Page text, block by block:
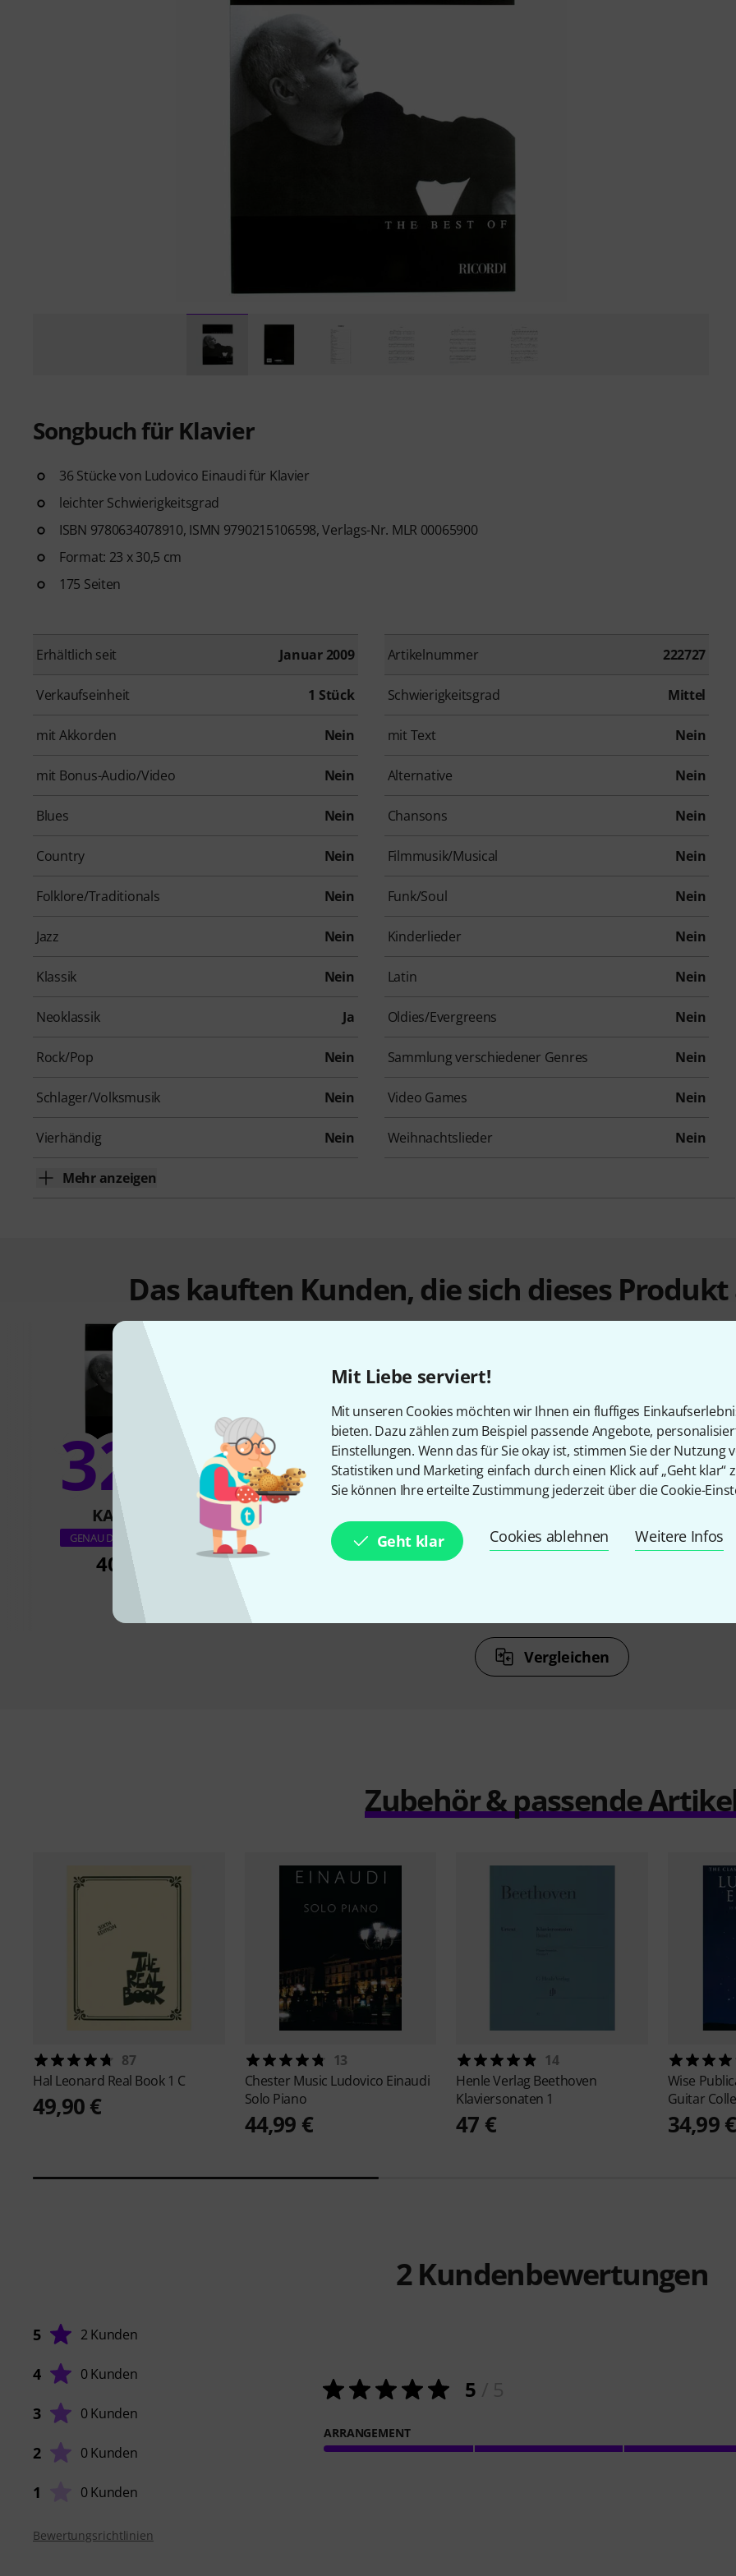
Mit Liebe serviert!
Mit unseren Cookies möchten wir Ihnen ein fluffiges
bieten. Dazu zählen zum Beispiel passende Angebote,
Einstellungen. Wenn das für Sie okay ist, stimmen Sie der Nutzung
Statistiken und Marketing einfach durch einen Klick auf „Geht klar“
Sie können Ihre erteilte Zustimmung jederzeit über die Cookie-
Geht klar Cookies ablehnen Weitere Infos
Songbuch für Klavier
36 Stücke von Ludovico Einaudi für Klavier
leichter Schwierigkeitsgrad
ISBN 9780634078910, ISMN 9790215106598, Verlags-Nr. MLR 00065900
Format: 23 x 30,5 cm
175 Seiten
Erhältlich seit Januar 2009 Artikelnummer 222727
Verkaufseinheit 1 Stück Schwierigkeitsgrad Mittel
mit Akkorden Nein mit Text Nein
mit Bonus-Audio/Video Nein Alternative Nein
Blues Nein Chansons Nein
Country Nein Filmmusik/Musical Nein
Folklore/Traditionals Nein Funk/Soul Nein
Jazz Nein Kinderlieder Nein
Klassik Nein Latin Nein
Neoklassik Ja Oldies/Evergreens Nein
Rock/Pop Nein Sammlung verschiedener Genres Nein
Schlager/Volksmusik Nein Video Games Nein
Vierhändig Nein Weihnachtslieder Nein
Mehr anzeigen
Das kauften Kunden, die sich dieses
32%
KAUFTEN
GENAU DIESES PRODUKT
40,99 €
8%
Wise Publications The Big
Black Piano Songbook
7%
Chester Music Einaudi Graded
Pieces 1-2
Ricordi
Vergleichen
Zubehör & passende
87
Hal Leonard Real Book 1 C
49,90 €
13
Chester Music Ludovico Einaudi
Solo Piano
44,99 €
14
Henle Verlag Beethoven
Klaviersonaten 1
47 €
Wise
Guitar
34,99 €
2Kundenbewertungen
5 2 Kunden
4 0 Kunden
3 0 Kunden
2 0 Kunden
1 0 Kunden
5
ARRANGEMENT
Bewertungsrichtlinien